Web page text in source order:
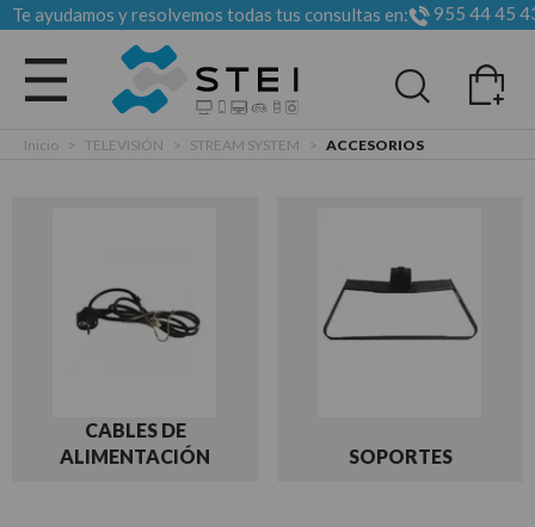
Te ayudamos y resolvemos todas tus consultas en: 955 44 45
Todas las categorias
Inicio > TELEVISIÓN > STREAM SYSTEM > ACCESORIOS
CABLES DE
ALIMENTACIÓN
SOPORTES